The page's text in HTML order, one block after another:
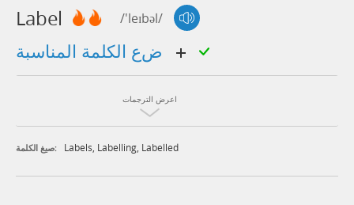
Label /'leɪbəl/
اعرض الترجمات
صيغ الكلمة: Labels, Labelling, Labelled